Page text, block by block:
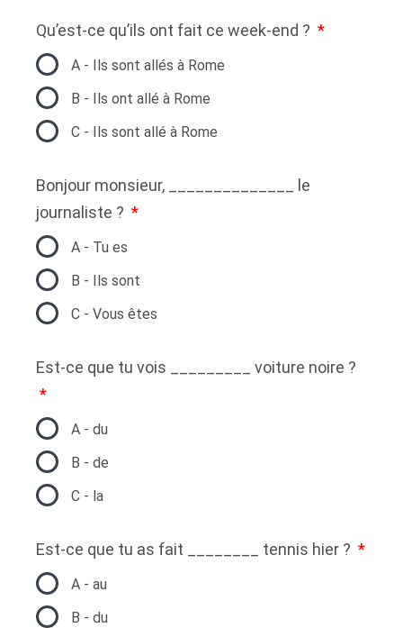
Qu’est-ce qu’ils ont fait ce week-end ?
A - Ils sont allés à Rome
B - Ils ont allé à Rome
C - Ils sont allé à Rome
Bonjour monsieur, ______________ le
journaliste ?
A - Tu es
B - Ils sont
C - Vous êtes
Est-ce que tu vois _________ voiture noire ?
A - du
B - de
C - la
Est-ce que tu as fait ________ tennis hier ?
A - au
B - du